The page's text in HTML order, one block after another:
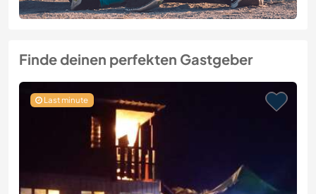
Finde deinen perfekten Gastgeber
Last minute